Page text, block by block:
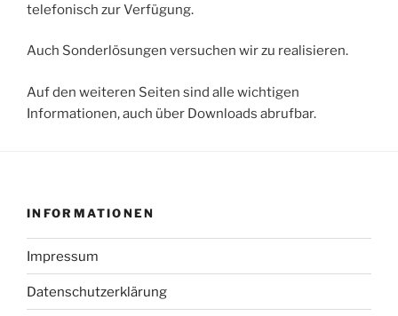
telefonisch zur Verfügung.
Auch Sonderlösungen versuchen wir zu realisieren.
Auf den weiteren Seiten sind alle wichtigen
Informationen, auch über Downloads abrufbar.
INFORMATIONEN
Impressum
Datenschutzerklärung